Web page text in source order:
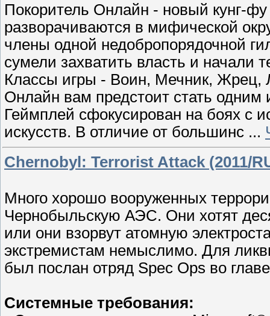
Покоритель Онлайн - новый кунг-
разворачиваются в мифической
члены одной недобропорядочной
сумели захватить власть и начали
Классы игры - Воин, Мечник, Жрец,
Онлайн вам предстоит стать одним
Геймплей сфокусирован на боях с
искусств. В отличие от большинс ...
Chernobyl: Terrorist Attack (2011/
Много хорошо вооруженных
Чернобыльскую АЭС. Они хотят
или они взорвут атомную
экстремистам немыслимо. Для
был послан отряд Spec Ops во
Системные требования: